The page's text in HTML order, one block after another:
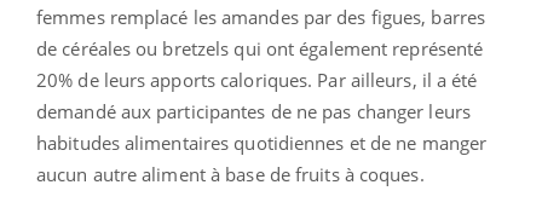
femmes remplacé les amandes par des figues, barres
de céréales ou bretzels qui ont également représenté
20% de leurs apports caloriques. Par ailleurs, il a été
demandé aux participantes de ne pas changer leurs
habitudes alimentaires quotidiennes et de ne manger
aucun autre aliment à base de fruits à coques.